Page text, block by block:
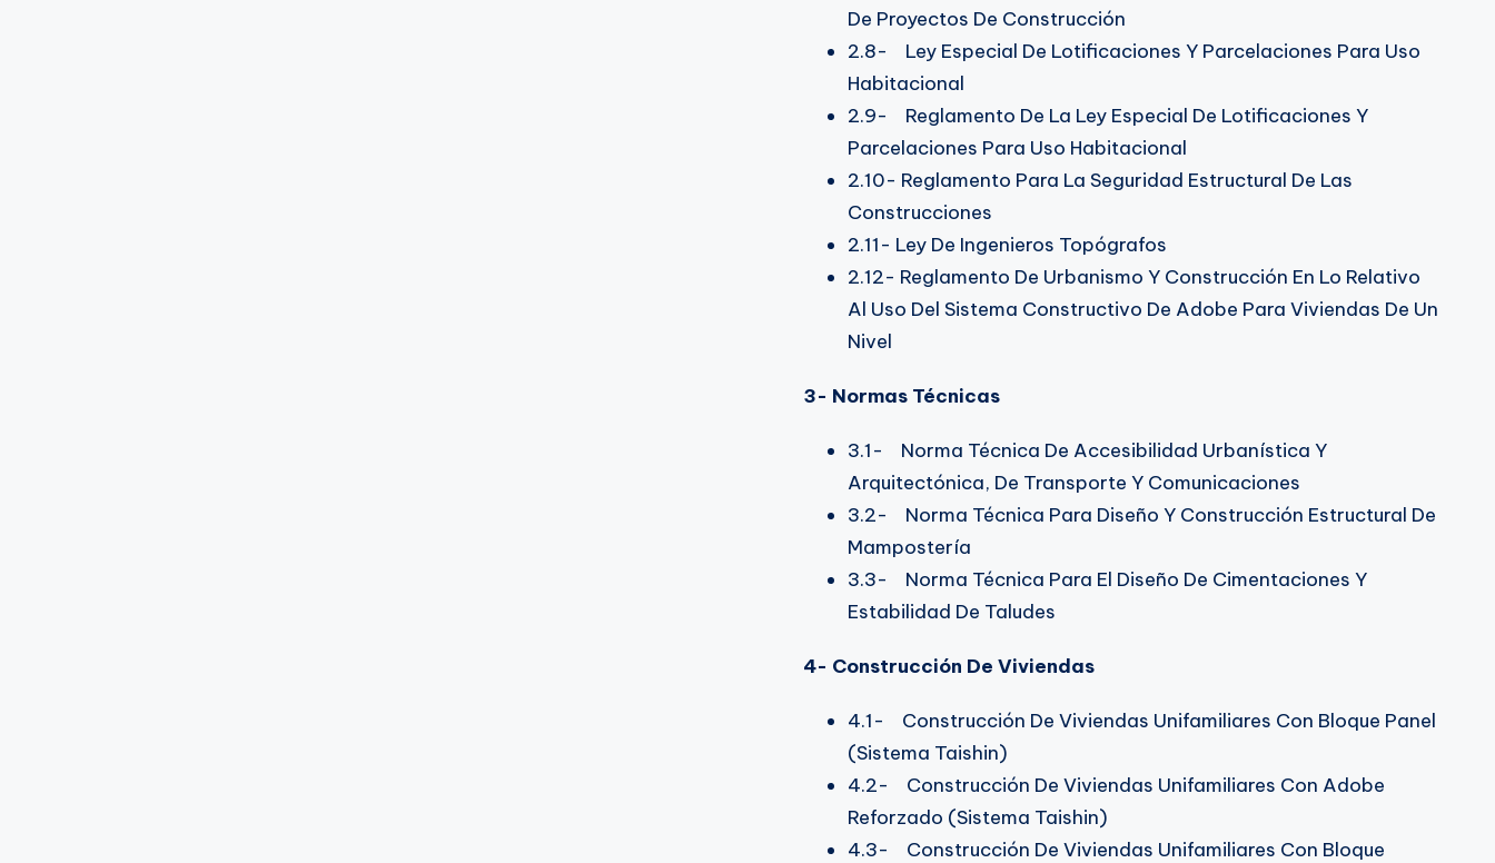
De Proyectos De Construcción
2.8- Ley Especial De Lotificaciones Y Parcelaciones Para Uso
Habitacional
2.9- Reglamento De La Ley Especial De Lotificaciones Y
Parcelaciones Para Uso Habitacional
2.10- Reglamento Para La Seguridad Estructural De Las
Construcciones
2.11- Ley De Ingenieros Topógrafos
2.12- Reglamento De Urbanismo Y Construcción En Lo Relativo
Al Uso Del Sistema Constructivo De Adobe Para Viviendas De Un
Nivel
3- Normas Técnicas
3.1- Norma Técnica De Accesibilidad Urbanística Y
Arquitectónica, De Transporte Y Comunicaciones
3.2- Norma Técnica Para Diseño Y Construcción Estructural De
Mampostería
3.3- Norma Técnica Para El Diseño De Cimentaciones Y
Estabilidad De Taludes
4- Construcción De Viviendas
4.1- Construcción De Viviendas Unifamiliares Con Bloque Panel
(Sistema Taishin)
4.2- Construcción De Viviendas Unifamiliares Con Adobe
Reforzado (Sistema Taishin)
4.3- Construcción De Viviendas Unifamiliares Con Bloque